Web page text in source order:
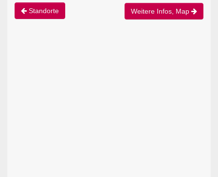
Standorte Weitere Infos, Map